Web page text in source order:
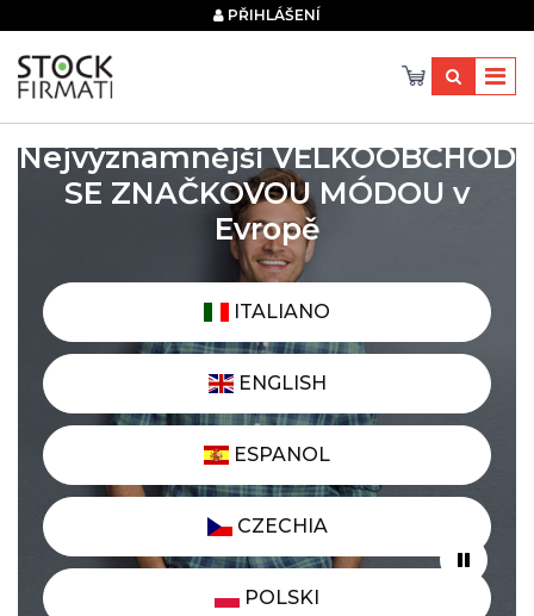
PŘIHLÁŠENÍ
Nejvýznamnější VELKOOBCHOD
SE ZNAČKOVOU MÓDOU v
Evropě
ITALIANO
ENGLISH
ESPANOL
CZECHIA
POLSKI